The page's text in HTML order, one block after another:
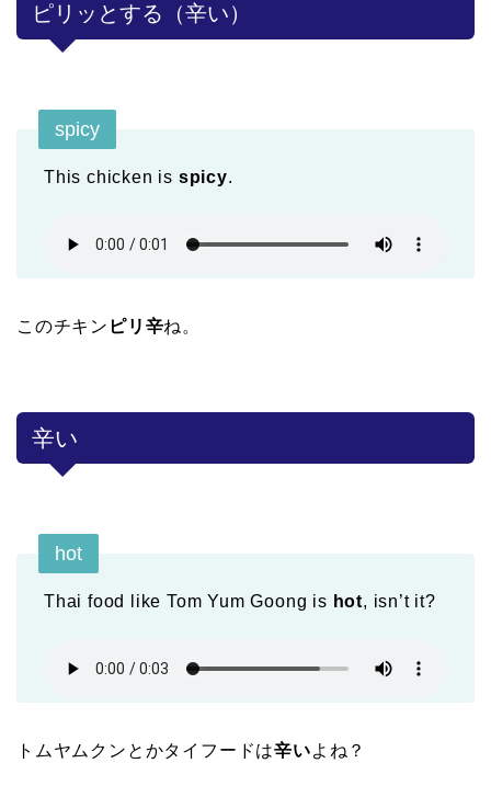
ピリッとする（辛い）
spicy
This chicken is spicy.
このチキン ピリ辛ね。
辛い
hot
Thai food like Tom Yum Goong is hot, isn’t it?
トムヤムクンとかタイフードは辛いよね？